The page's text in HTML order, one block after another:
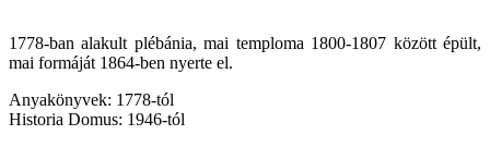
1778-ban alakult plébánia, mai temploma 1800-1807 között épült,
mai formáját 1864-ben nyerte el.
Anyakönyvek: 1778-tól
Historia Domus: 1946-tól